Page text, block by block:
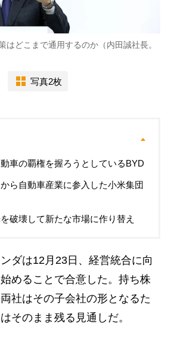
はどこまで通用するのか（内田誠社長。
写真2枚
車の覇権を握ろうとしているBYD
ら自動車産業に参入した小米集団
破壊して新たな市場に作り替え
ダは12月23日、経営統合に向
めることで合意した。持ち株
社はその子会社の形となるた
そのまま残る見通しだ。